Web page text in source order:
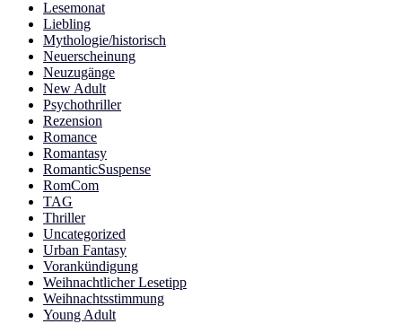
Lesemonat
Liebling
Mythologie/historisch
Neuerscheinung
Neuzugänge
New Adult
Psychothriller
Rezension
Romance
Romantasy
RomanticSuspense
RomCom
TAG
Thriller
Uncategorized
Urban Fantasy
Vorankündigung
Weihnachtlicher Lesetipp
Weihnachtsstimmung
Young Adult